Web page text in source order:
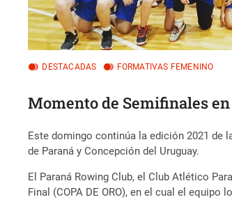
DESTACADAS FORMATIVAS FEMENINO
Momento de Semifinales
Este domingo continúa la edición 2021 de
de Paraná y Concepción del Uruguay.
El Paraná Rowing Club, el Club Atlético
Final (COPA DE ORO), en el cual el equipo